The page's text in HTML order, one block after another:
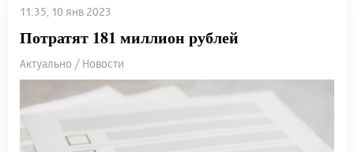
11:35, 10 янв 2023
Потратят 181 миллион рублей
Актуально / Новости